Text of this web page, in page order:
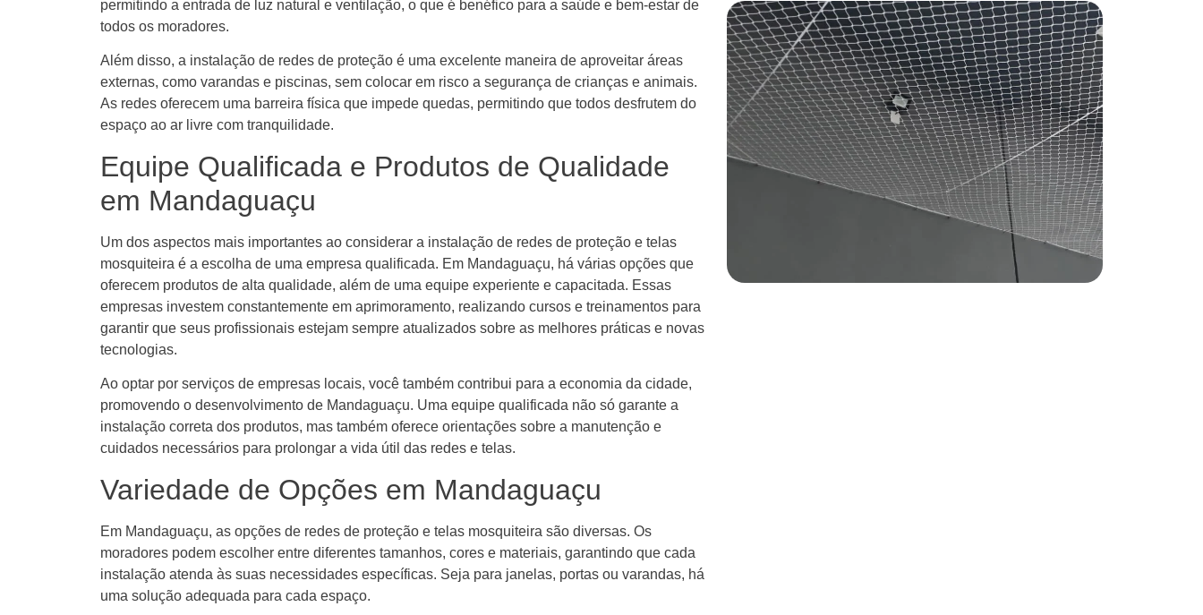
permitindo a entrada de luz natural e ventilação, o que é benéfico para a saúde e bem-estar de
todos os moradores.
Além disso, a instalação de redes de proteção é uma excelente maneira de aproveitar áreas
externas, como varandas e piscinas, sem colocar em risco a segurança de crianças e animais.
As redes oferecem uma barreira física que impede quedas, permitindo que todos desfrutem do
espaço ao ar livre com tranquilidade.
Equipe Qualificada e Produtos de Qualidade
em Mandaguaçu
Um dos aspectos mais importantes ao considerar a instalação de redes de proteção e telas
mosquiteira é a escolha de uma empresa qualificada. Em Mandaguaçu, há várias opções que
oferecem produtos de alta qualidade, além de uma equipe experiente e capacitada. Essas
empresas investem constantemente em aprimoramento, realizando cursos e treinamentos para
garantir que seus profissionais estejam sempre atualizados sobre as melhores práticas e novas
tecnologias.
Ao optar por serviços de empresas locais, você também contribui para a economia da cidade,
promovendo o desenvolvimento de Mandaguaçu. Uma equipe qualificada não só garante a
instalação correta dos produtos, mas também oferece orientações sobre a manutenção e
cuidados necessários para prolongar a vida útil das redes e telas.
Variedade de Opções em Mandaguaçu
Em Mandaguaçu, as opções de redes de proteção e telas mosquiteira são diversas. Os
moradores podem escolher entre diferentes tamanhos, cores e materiais, garantindo que cada
instalação atenda às suas necessidades específicas. Seja para janelas, portas ou varandas, há
uma solução adequada para cada espaço.